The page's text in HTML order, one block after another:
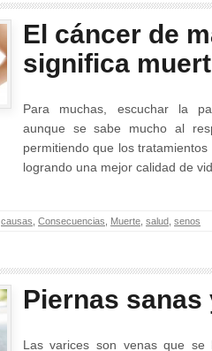
El cáncer de
significa
Para muchas, escuchar la
aunque se sabe mucho al
permitiendo que los
logrando una mejor calidad de
causas Consecuencias Muerte salud senos
Piernas
Las varices son venas que